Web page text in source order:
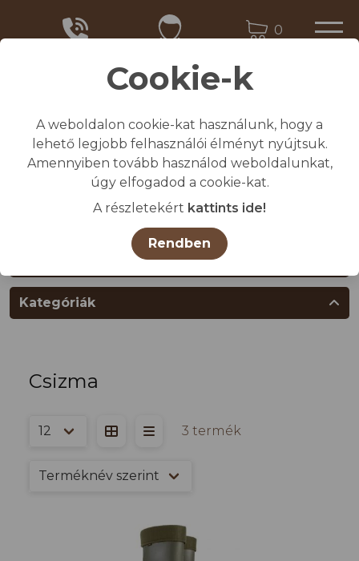
0
Kezdőlap
Összes termék
MUNKAVÉDELMI TERMÉKEK
Termékcsoportok
Kategóriák
Csizma
3 termék
Cookie-k
A weboldalon cookie-kat használunk, hogy a
lehető legjobb felhasználói élményt nyújtsuk.
Amennyiben tovább használod weboldalunkat,
úgy elfogadod a cookie-kat.
A részletekért kattints ide!
Rendben